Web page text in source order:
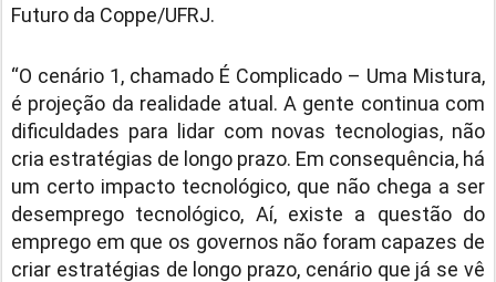
Futuro da Coppe/UFRJ.
“O cenário 1, chamado É Complicado – Uma Mistura,
é projeção da realidade atual. A gente continua com
dificuldades para lidar com novas tecnologias, não
cria estratégias de longo prazo. Em consequência, há
um certo impacto tecnológico, que não chega a ser
desemprego tecnológico, Aí, existe a questão do
emprego em que os governos não foram capazes de
criar estratégias de longo prazo, cenário que já se vê